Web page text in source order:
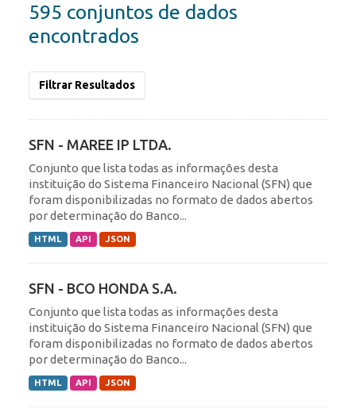
595 conjuntos de dados
encontrados
Filtrar Resultados
SFN - MAREE IP LTDA.
Conjunto que lista todas as informações desta
instituição do Sistema Financeiro Nacional (SFN) que
foram disponibilizadas no formato de dados abertos
por determinação do Banco...
HTML API JSON
SFN - BCO HONDA S.A.
Conjunto que lista todas as informações desta
instituição do Sistema Financeiro Nacional (SFN) que
foram disponibilizadas no formato de dados abertos
por determinação do Banco...
HTML API JSON